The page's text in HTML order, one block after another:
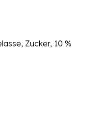
Zucker, 10 %